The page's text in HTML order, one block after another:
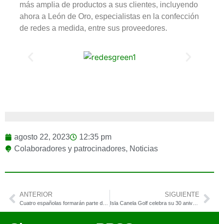
más amplia de productos a sus clientes, incluyendo
ahora a León de Oro, especialistas en la confección
de redes a medida, entre sus proveedores.
agosto 22, 2023
12:35 pm
Colaboradores y patrocinadores, Noticias
ANTERIOR SIGUIENTE
Isla Canela Golf celebra su 30 aniversario con un verano lleno de eventos y novedades